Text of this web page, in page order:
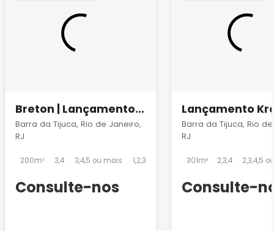
Breton | Lançamento
na Barra da Tijuca
Barra da Tijuca, Rio de Janeiro,
RJ
200m² 3,4 3,4,5 ou mais 1,2,3
Consulte-nos
Lançamento
Barra da Tijuca, Rio
RJ
301m² 2,3,4 2,3,4,5
Consulte-